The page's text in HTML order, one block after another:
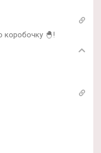
коробочку 🐣!